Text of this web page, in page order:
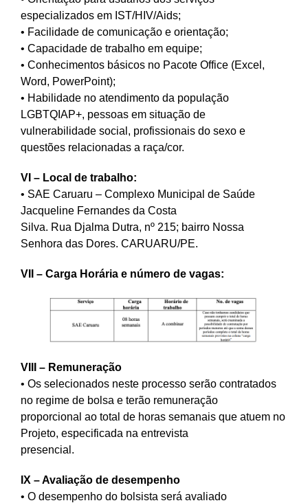
especializados em IST/HIV/Aids;
• Facilidade de comunicação e orientação;
• Capacidade de trabalho em equipe;
• Conhecimentos básicos no Pacote Office (Excel,
Word, PowerPoint);
• Habilidade no atendimento da população
LGBTQIAP+, pessoas em situação de
vulnerabilidade social, profissionais do sexo e
questões relacionadas a raça/cor.
VI – Local de trabalho:
• SAE Caruaru – Complexo Municipal de Saúde
Jacqueline Fernandes da Costa
Silva. Rua Djalma Dutra, nº 215; bairro Nossa
Senhora das Dores. CARUARU/PE.
VII – Carga Horária e número de vagas:
VIII – Remuneração
• Os selecionados neste processo serão contratados
no regime de bolsa e terão remuneração
proporcional ao total de horas semanais que atuem no
Projeto, especificada na entrevista
presencial.
IX – Avaliação de desempenho
• O desempenho do bolsista será avaliado